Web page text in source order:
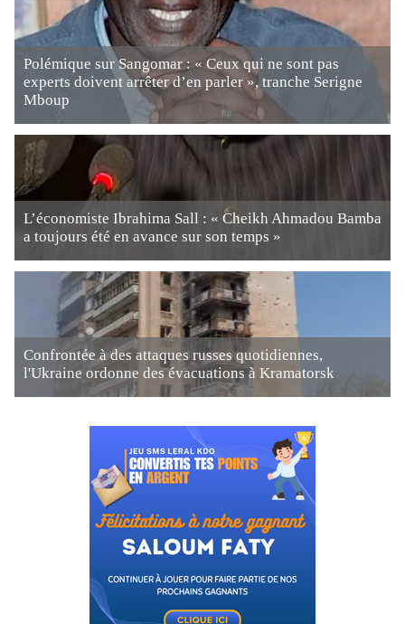
Polémique sur Sangomar : « Ceux qui ne sont pas
experts doivent arrêter d’en parler », tranche Serigne
Mboup
L’économiste Ibrahima Sall : « Cheikh Ahmadou Bamba
a toujours été en avance sur son temps »
Confrontée à des attaques russes quotidiennes,
l'Ukraine ordonne des évacuations à Kramatorsk